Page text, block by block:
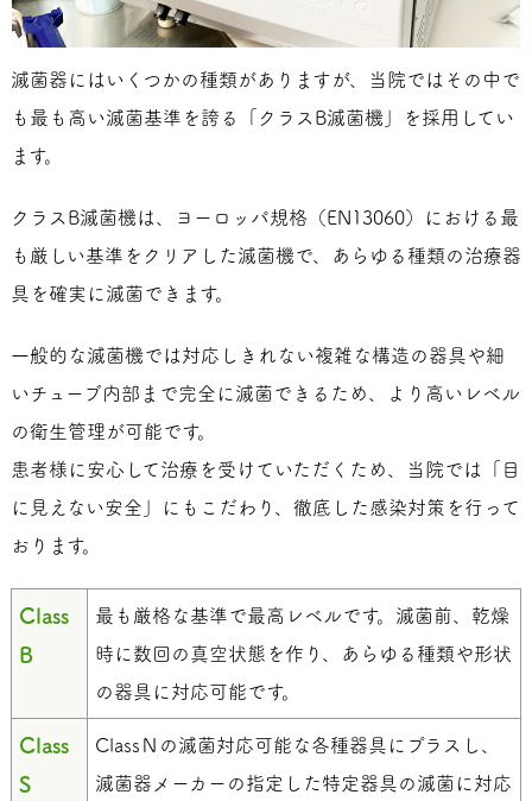
滅菌器にはいくつかの種類がありますが、当院ではその中で
も最も高い滅菌基準を誇る「クラスB滅菌機」を採用してい
ます。
クラスB滅菌機は、ヨーロッパ規格（EN13060）における最
も厳しい基準をクリアした滅菌機で、あらゆる種類の治療器
具を確実に滅菌できます。
一般的な滅菌機では対応しきれない複雑な構造の器具や細
いチューブ内部まで完全に滅菌できるため、より高いレベル
の衛生管理が可能です。
患者様に安心して治療を受けていただくため、当院では「目
に見えない安全」にもこだわり、徹底した感染対策を行って
おります。
Class
B
最も厳格な基準で最高レベルです。滅菌前、乾燥
時に数回の真空状態を作り、あらゆる種類や形状
の器具に対応可能です。
Class
S
ClassＮの滅菌対応可能な各種器具にプラスし、
滅菌器メーカーの指定した特定器具の滅菌に対応